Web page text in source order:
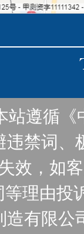
站遵循
违禁词、
效，如
理由投
造有限公